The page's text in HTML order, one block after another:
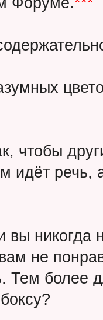
чтобы
идёт речь,
вы никогда
не
Тем более